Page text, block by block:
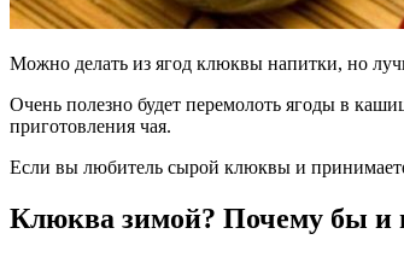
Можно делать из ягод клюквы напитки, но
Очень полезно будет перемолоть ягоды в
приготовления чая.
Если вы любитель сырой клюквы и
Клюква зимой? Почему бы и